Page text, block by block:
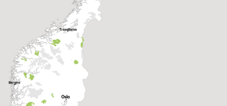
Oslo
Bergen
Trondheim